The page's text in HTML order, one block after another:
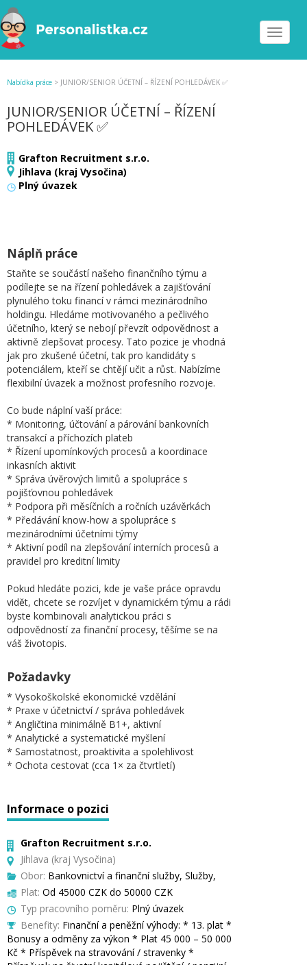
Toggle
Nabídka práce > JUNIOR/SENIOR ÚČETNÍ – ŘÍZENÍ POHLEDÁVEK ✅
JUNIOR/SENIOR ÚČETNÍ – ŘÍZENÍ
POHLEDÁVEK ✅
Grafton Recruitment s.r.o.
Jihlava (kraj Vysočina)
Plný úvazek
Náplň práce
Staňte se součástí našeho finančního týmu a
podílejte se na řízení pohledávek a zajišťování
plynulého toku financí v rámci mezinárodního
holdingu. Hledáme motivovaného a pečlivého
účetního, který se nebojí převzít odpovědnost a
aktivně zlepšovat procesy. Tato pozice je vhodná
jak pro zkušené účetní, tak pro kandidáty s
potenciálem, kteří se chtějí učit a růst. Nabízíme
flexibilní úvazek a možnost profesního rozvoje.
Co bude náplní vaší práce:
* Monitoring, účtování a párování bankovních
transakcí a příchozích plateb
* Řízení upomínkových procesů a koordinace
inkasních aktivit
* Správa úvěrových limitů a spolupráce s
pojišťovnou pohledávek
* Podpora při měsíčních a ročních uzávěrkách
* Předávání know-how a spolupráce s
mezinárodními účetními týmy
* Aktivní podíl na zlepšování interních procesů a
pravidel pro kreditní limity
Pokud hledáte pozici, kde je vaše práce opravdu
vidět, chcete se rozvíjet v dynamickém týmu a rádi
byste kombinovali analytickou práci s
odpovědností za finanční procesy, těšíme se na
váš životopis.
Požadavky
* Vysokoškolské ekonomické vzdělání
* Praxe v účetnictví / správa pohledávek
* Angličtina minimálně B1+, aktivní
* Analytické a systematické myšlení
* Samostatnost, proaktivita a spolehlivost
* Ochota cestovat (cca 1× za čtvrtletí)
Informace o pozici
Grafton Recruitment s.r.o.
Jihlava (kraj Vysočina)
Obor: Bankovnictví a finanční služby, Služby,
Plat: Od 45000 CZK do 50000 CZK
Typ pracovního poměru: Plný úvazek
Benefity: Finanční a peněžní výhody: * 13. plat *
Bonusy a odměny za výkon * Plat 45 000 – 50 000
Kč * Příspěvek na stravování / stravenky *